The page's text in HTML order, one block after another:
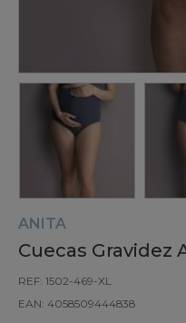
ANITA
Cuecas Gravidez
REF: 1502-469-XL
EAN: 4058509444838